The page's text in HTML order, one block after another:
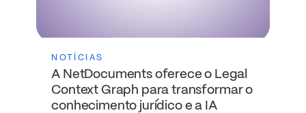
NOTÍCIAS
A NetDocuments oferece o Legal
Context Graph para transformar o
conhecimento jurídico e a IA